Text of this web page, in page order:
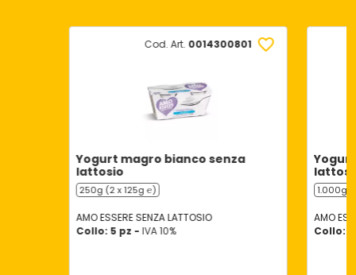
Cod. Art. 0014300801
Yogurt magro bianco senza
lattosio
250g (2 x 125g ℮)
AMO ESSERE SENZA LATTOSIO
Collo: 5 pz - IVA 10%
1.000g
AMO
Collo: